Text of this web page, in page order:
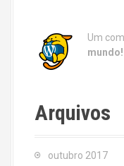
Um
mundo!
Arquivos
outubro 2017